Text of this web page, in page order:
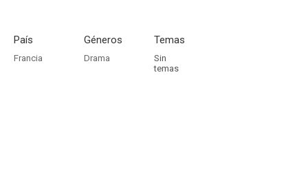
País
Francia
Géneros
Drama
Temas
Sin
temas